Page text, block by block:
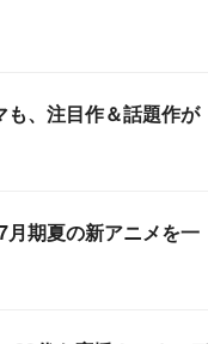
、注目作＆話題作が
月期夏の新アニメを一